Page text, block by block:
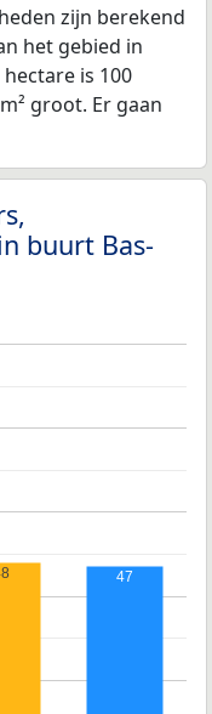
zijn berekend
het gebied in
is 100
groot. Er gaan
buurt Bas-
47